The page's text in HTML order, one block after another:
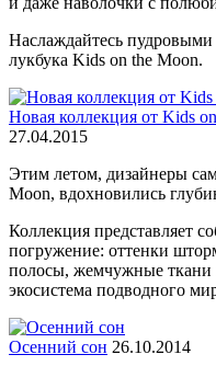
Наслаждайтесь пудровыми
лукбука Kids on the Moon.
Новая коллекция от Kids
27.04.2015
Этим летом, дизайнеры
Moon, вдохновились
Коллекция представляет
погружение: оттенки
полосы, жемчужные ткани
экосистема подводного
Осенний сон 26.10.2014